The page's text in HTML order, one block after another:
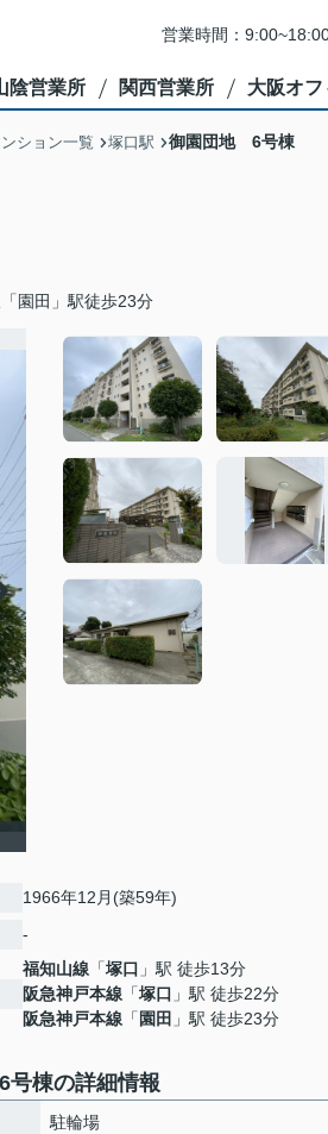
営業時間：
陰営業所 関西営業所 大阪オフ
ション一覧 塚口駅 御園団地 6号棟
園田」駅徒歩23分
1966年12月(築59年)
-
福知山線 「塚口 」駅 徒歩13分
阪急神戸本線 「塚口 」駅 徒歩22分
阪急神戸本線 「 園田 」駅 徒歩23分
棟の詳細情報
駐輪場